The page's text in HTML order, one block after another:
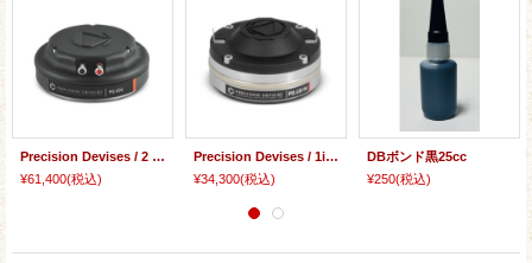
Precision Devises / 2 inchドライバー PD.CD2
¥61,400(税込)
Precision Devises / 1inchドライバー PD.CD1N
¥34,300(税込)
DBボンド黒25cc
¥250(税込)